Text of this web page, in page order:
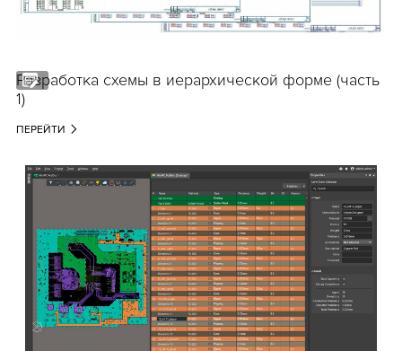
Разработка схемы в иерархической форме (часть
1)
ПЕРЕЙТИ